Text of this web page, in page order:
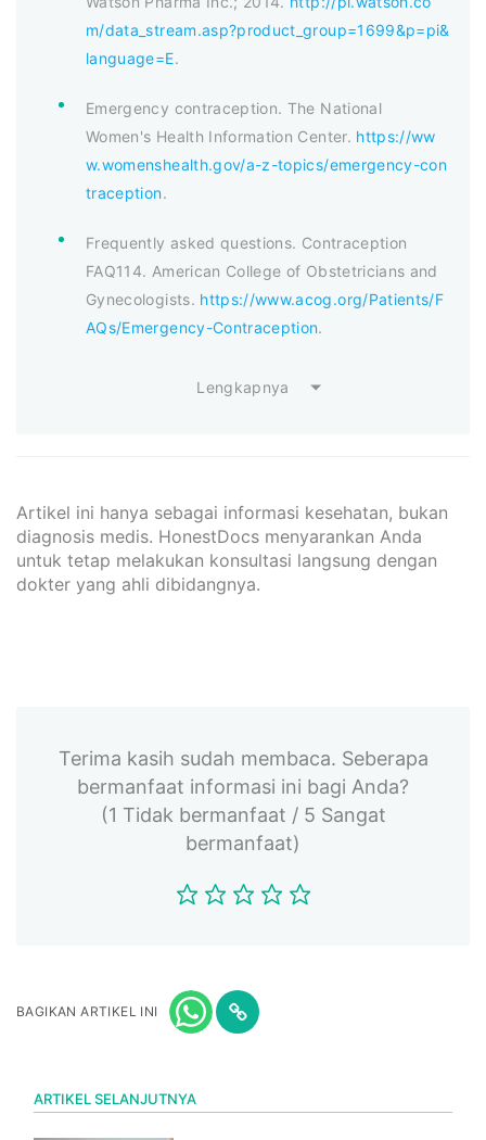
m/data_stream.asp?product_group=1699&p=pi&
language=E.
Emergency contraception. The National
Women's Health Information Center. https://ww
w.womenshealth.gov/a-z-topics/emergency-con
traception.
Frequently asked questions. Contraception
FAQ114. American College of Obstetricians and
Gynecologists. https://www.acog.org/Patients/F
AQs/Emergency-Contraception.
Lengkapnya
Artikel ini hanya sebagai informasi kesehatan, bukan
diagnosis medis. HonestDocs menyarankan Anda
untuk tetap melakukan konsultasi langsung dengan
dokter yang ahli dibidangnya.
Terima kasih sudah membaca. Seberapa
bermanfaat informasi ini bagi Anda?
(1 Tidak bermanfaat / 5 Sangat
bermanfaat)
BAGIKAN ARTIKEL INI
ARTIKEL SELANJUTNYA